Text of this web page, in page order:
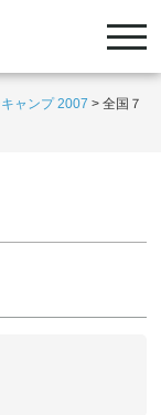
ャンプ 2007 >全国７